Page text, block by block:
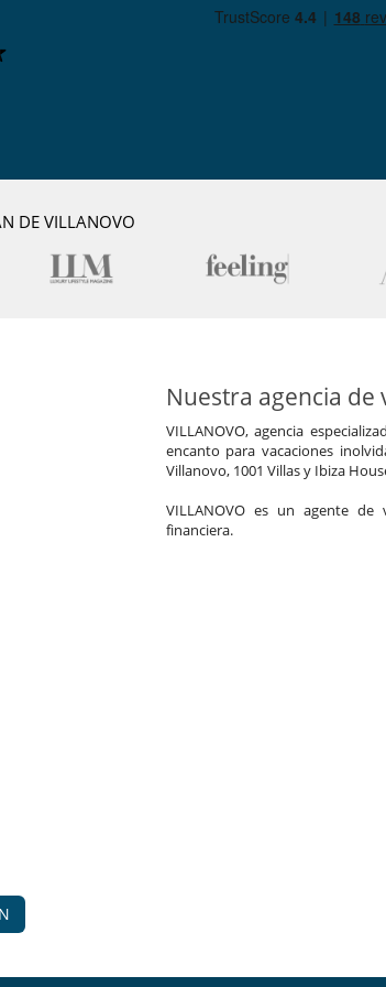
DE VILLANOVO
Nuestra agencia de
VILLANOVO, agencia
encanto para vacaciones
Villanovo, 1001 Villas y Ibiza
VILLANOVO es un agente
financiera.